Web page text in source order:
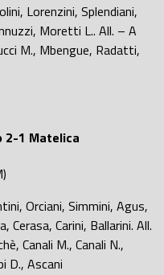
Lorenzini, Splendiani,
Moretti L.. All. – A
M., Mbengue, Radatti,
2-1 Matelica
Orciani, Simmini, Agus,
Cerasa, Carini, Ballarini. All.
Canali M., Canali N.,
D., Ascani